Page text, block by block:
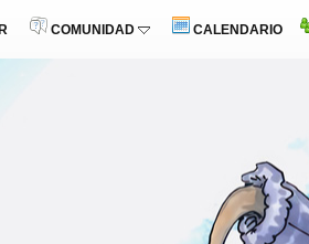
COMUNIDAD CALENDARIO